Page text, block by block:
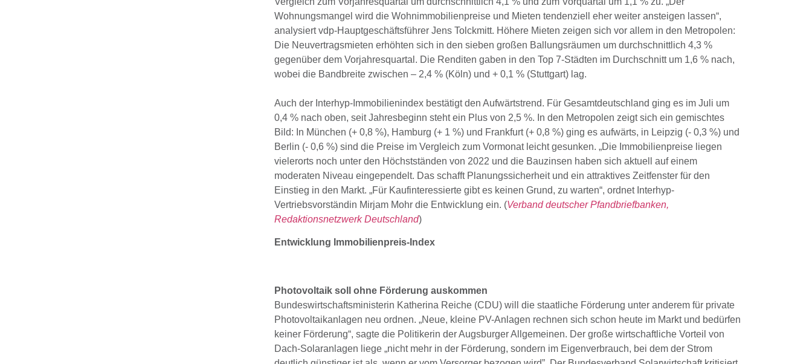
Wohnungsmangel wird die Wohnimmobilienpreise und Mieten tendenziell eher weiter ansteigen lassen“,
analysiert vdp-Hauptgeschäftsführer Jens Tolckmitt. Höhere Mieten zeigen sich vor allem in den Metropolen:
Die Neuvertragsmieten erhöhten sich in den sieben großen Ballungsräumen um durchschnittlich 4,3 %
gegenüber dem Vorjahresquartal. Die Renditen gaben in den Top 7-Städten im Durchschnitt um 1,6 % nach,
wobei die Bandbreite zwischen – 2,4 % (Köln) und + 0,1 % (Stuttgart) lag.
Auch der Interhyp-Immobilienindex bestätigt den Aufwärtstrend. Für Gesamtdeutschland ging es im Juli um
0,4 % nach oben, seit Jahresbeginn steht ein Plus von 2,5 %. In den Metropolen zeigt sich ein gemischtes
Bild: In München (+ 0,8 %), Hamburg (+ 1 %) und Frankfurt (+ 0,8 %) ging es aufwärts, in Leipzig (- 0,3 %) und
Berlin (- 0,6 %) sind die Preise im Vergleich zum Vormonat leicht gesunken. „Die Immobilienpreise liegen
vielerorts noch unter den Höchstständen von 2022 und die Bauzinsen haben sich aktuell auf einem
moderaten Niveau eingependelt. Das schafft Planungssicherheit und ein attraktives Zeitfenster für den
Einstieg in den Markt. „Für Kaufinteressierte gibt es keinen Grund, zu warten“, ordnet Interhyp-
Vertriebsvorständin Mirjam Mohr die Entwicklung ein. (Verband deutscher Pfandbriefbanken,
Redaktionsnetzwerk Deutschland)
Entwicklung Immobilienpreis-Index
Photovoltaik soll ohne Förderung auskommen
Bundeswirtschaftsministerin Katherina Reiche (CDU) will die staatliche Förderung unter anderem für private
Photovoltaikanlagen neu ordnen. „Neue, kleine PV-Anlagen rechnen sich schon heute im Markt und bedürfen
keiner Förderung“, sagte die Politikerin der Augsburger Allgemeinen. Der große wirtschaftliche Vorteil von
Dach-Solaranlagen liege „nicht mehr in der Förderung, sondern im Eigenverbrauch, bei dem der Strom